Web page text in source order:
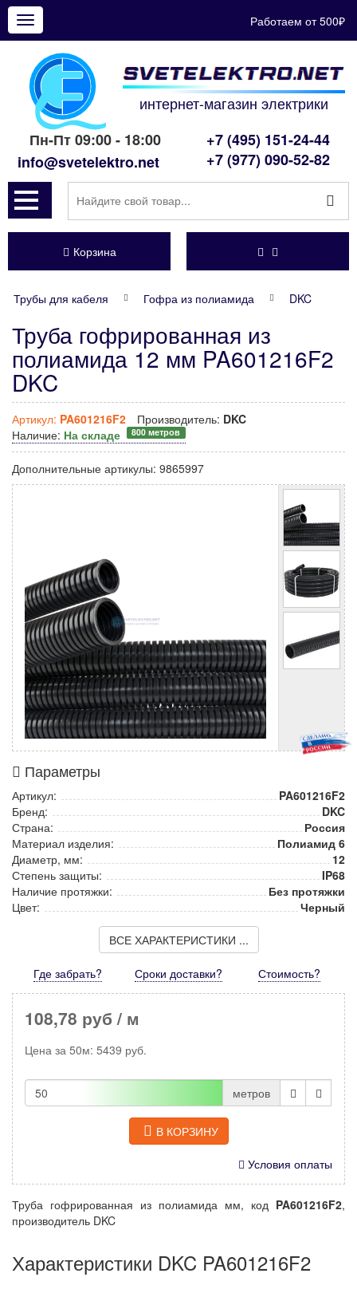
Показать
меню
Работаем от 500₽
интернет-магазин электрики
Пн-Пт 09:00 - 18:00
info@svetelektro.net
+7 (495) 151-24-44
+7 (977) 090-52-82
Корзина
Трубы для кабеля Гофра из полиамида DKC
Труба гофрированная из
полиамида 12 мм PA601216F2
DKC
Артикул: PA601216F2 Производитель: DKC
Наличие: На складе 800 метров
Дополнительные артикулы: 9865997
Параметры
Артикул:
PA601216F2
Бренд:
DKC
Страна:
Россия
Материал изделия:
Полиамид 6
Диаметр, мм:
12
Степень защиты:
IP68
Наличие протяжки:
Без протяжки
Цвет:
Черный
ВСЕ ХАРАКТЕРИСТИКИ ...
Где забрать? Сроки доставки? Стоимость?
108,78 руб / м
Цена за 50м: 5439 руб.
метров
В КОРЗИНУ
Условия оплаты
Труба гофрированная из полиамида мм, код PA601216F2,
производитель DKC
Характеристики DKC PA601216F2